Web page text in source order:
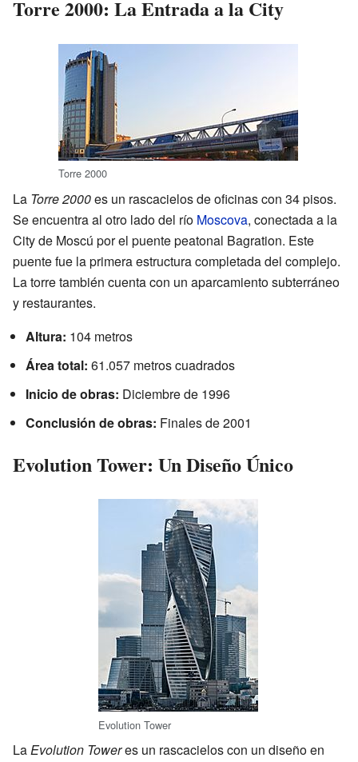
Torre 2000: La Entrada a la City
Torre 2000
La Torre 2000es un rascacielos de oficinas con 34 pisos.
Se encuentra al otro lado del río Moscova, conectada a la
City de Moscú por el puente peatonal Bagration. Este
puente fue la primera estructura completada del complejo.
La torre también cuenta con un aparcamiento subterráneo
y restaurantes.
Altura: 104 metros
Área total: 61.057 metros cuadrados
Inicio de obras: Diciembre de 1996
Conclusión de obras: Finales de 2001
Evolution Tower: Un Diseño Único
Evolution Tower
LaEvolution Toweres un rascacielos con un diseño en